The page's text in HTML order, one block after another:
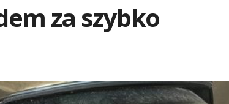
za szybko